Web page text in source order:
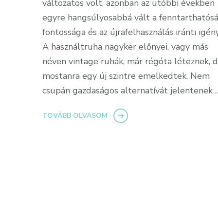
változatos volt, azonban az utóbbi években
egyre hangsúlyosabbá vált a
fontossága és az újrafelhasználás iránti
A használtruha nagyker előnyei, vagy más
néven vintage ruhák, már régóta léteznek,
mostanra egy új szintre emelkedtek. Nem
csupán gazdaságos alternatívát jelentenek
TOVÁBB OLVASOM